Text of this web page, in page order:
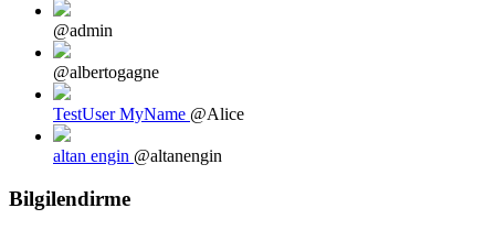
@admin
@albertogagne
TestUser MyName @Alice
altan engin @altanengin
Bilgilendirme